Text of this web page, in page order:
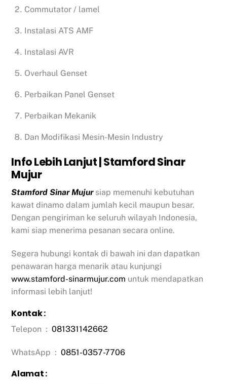
Commutator / lamel
Instalasi ATS AMF
Instalasi AVR
Overhaul Genset
Perbaikan Panel Genset
Perbaikan Mekanik
Dan Modifikasi Mesin-Mesin Industry
Info Lebih Lanjut | Stamford Sinar
Mujur
Stamford Sinar Mujursiap memenuhi kebutuhan
kawat dinamo dalam jumlah kecil maupun besar.
Dengan pengiriman ke seluruh wilayah Indonesia,
kami siap menerima pesanan secara online.
Segera hubungi kontak di bawah ini dan dapatkan
penawaran harga menarik atau kunjungi
www.stamford-sinarmujur.com untuk mendapatkan
informasi lebih lanjut!
Kontak :
Telepon :081331142662
WhatsApp :0851-0357-7706
Alamat :